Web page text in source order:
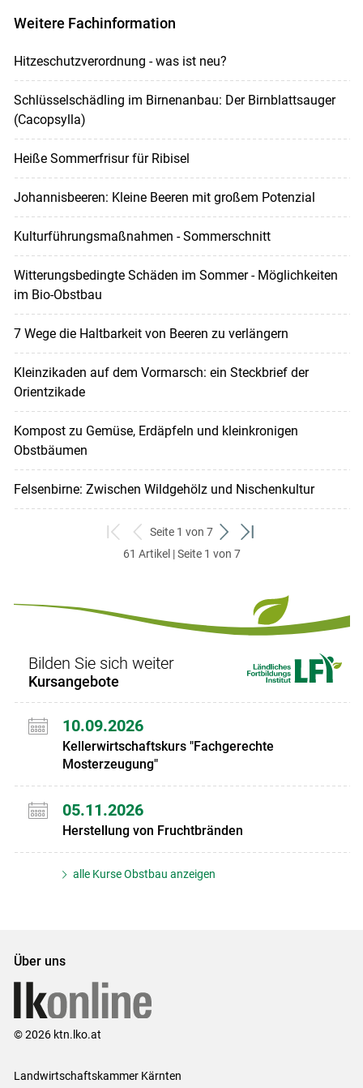
Weitere Fachinformation
Hitzeschutzverordnung - was ist neu?
Schlüsselschädling im Birnenanbau: Der Birnblattsauger
(Cacopsylla)
Heiße Sommerfrisur für Ribisel
Johannisbeeren: Kleine Beeren mit großem Potenzial
Kulturführungsmaßnahmen - Sommerschnitt
Witterungsbedingte Schäden im Sommer - Möglichkeiten
im Bio-Obstbau
7 Wege die Haltbarkeit von Beeren zu verlängern
Kleinzikaden auf dem Vormarsch: ein Steckbrief der
Orientzikade
Kompost zu Gemüse, Erdäpfeln und kleinkronigen
Obstbäumen
Felsenbirne: Zwischen Wildgehölz und Nischenkultur
zum
ersten
zurück
zum
Seite 1 von 7
weiter
zum
zum
61 Artikel | Seite 1 von 7
Bilden Sie sich weiter
Kursangebote
10.09.2026
Kellerwirtschaftskurs "Fachgerechte
Mosterzeugung"
05.11.2026
Herstellung von Fruchtbränden
alle Kurse Obstbau anzeigen
Über uns
© 2026 ktn.lko.at
Landwirtschaftskammer Kärnten